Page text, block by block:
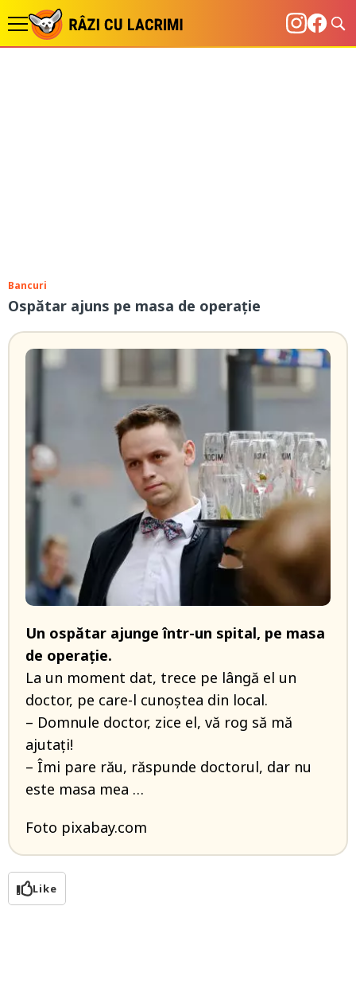
Bancuri
Ospătar ajuns pe masa de operație
Un ospătar ajunge într-un spital, pe masa
de operație.
La un moment dat, trece pe lângă el un
doctor, pe care-l cunoștea din local.
– Domnule doctor, zice el, vă rog să mă
ajutați!
– Îmi pare rău, răspunde doctorul, dar nu
este masa mea …
Foto pixabay.com
Like